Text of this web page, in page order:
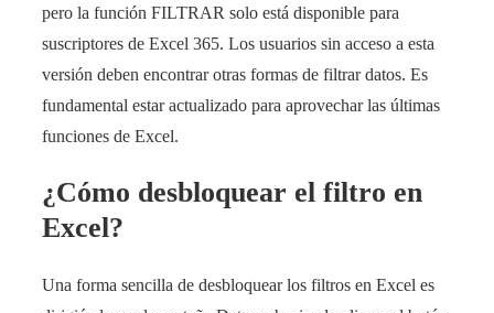
pero la función FILTRAR solo está disponible para
suscriptores de Excel 365. Los usuarios sin acceso a esta
versión deben encontrar otras formas de filtrar datos. Es
fundamental estar actualizado para aprovechar las últimas
funciones de Excel.
¿Cómo desbloquear el filtro en
Excel?
Una forma sencilla de desbloquear los filtros en Excel es